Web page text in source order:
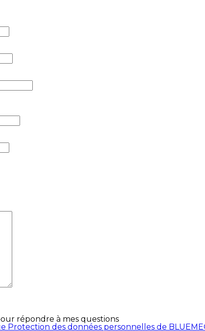
répondre à mes questions
Protection des données personnelles de